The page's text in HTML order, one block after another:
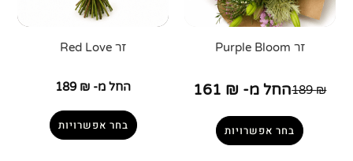
זר Purple Bloom
189₪ החל מ- 161 ₪
בחר אפשרויות
זר Red Love
החל מ- 189 ₪
בחר אפשרויות